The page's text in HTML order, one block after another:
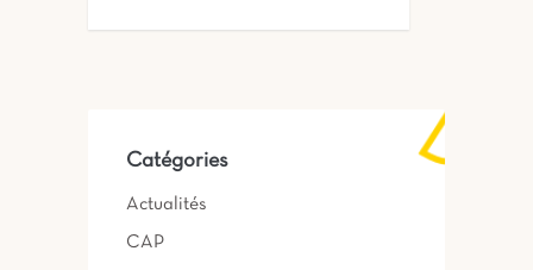
Catégories
Actualités
CAP